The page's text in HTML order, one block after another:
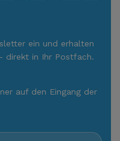
ein und erhalten
direkt in Ihr Postfach.
auf den Eingang der